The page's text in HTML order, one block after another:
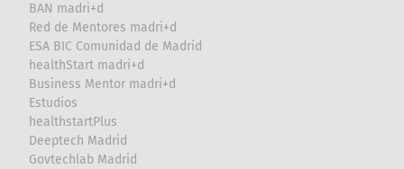
BAN madri+d
Red de Mentores madri+d
ESA BIC Comunidad de Madrid
healthStart madri+d
Business Mentor madri+d
Estudios
healthstartPlus
Deeptech Madrid
Govtechlab Madrid